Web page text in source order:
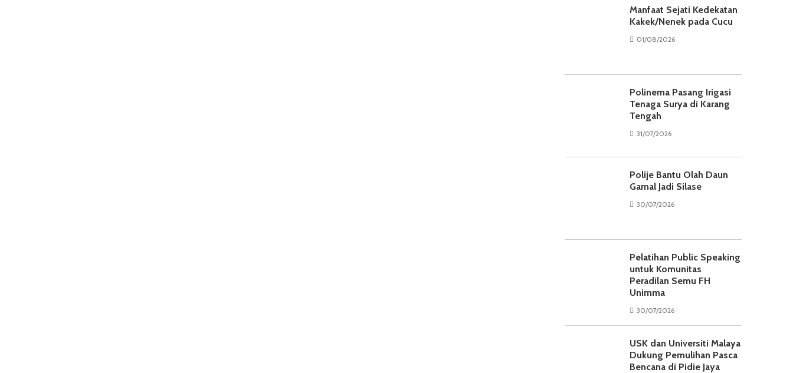
Manfaat Sejati Kedekatan
Kakek/Nenek pada Cucu
01/08/2026
Polinema Pasang Irigasi
Tenaga Surya di Karang
Tengah
31/07/2026
Polije Bantu Olah Daun
Gamal Jadi Silase
30/07/2026
Pelatihan Public Speaking
untuk Komunitas
Peradilan Semu FH
Unimma
30/07/2026
USK dan Universiti Malaya
Dukung Pemulihan Pasca
Bencana di Pidie Jaya